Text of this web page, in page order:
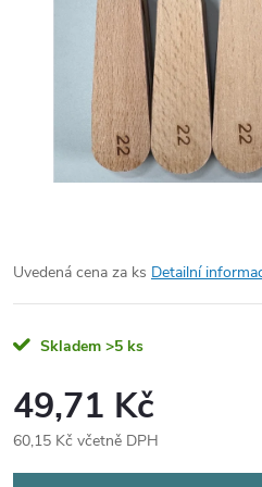
Uvedená cena za ks Detailní
Skladem >5 ks
49,71 Kč
60,15 Kč včetně DPH